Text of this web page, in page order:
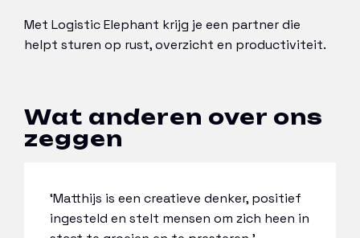
Met Logistic Elephant krijg je een partner die
helpt sturen op rust, overzicht en productiviteit.
Wat anderen over ons
zeggen
‘Matthijs is een creatieve denker, positief
ingesteld en stelt mensen om zich heen in